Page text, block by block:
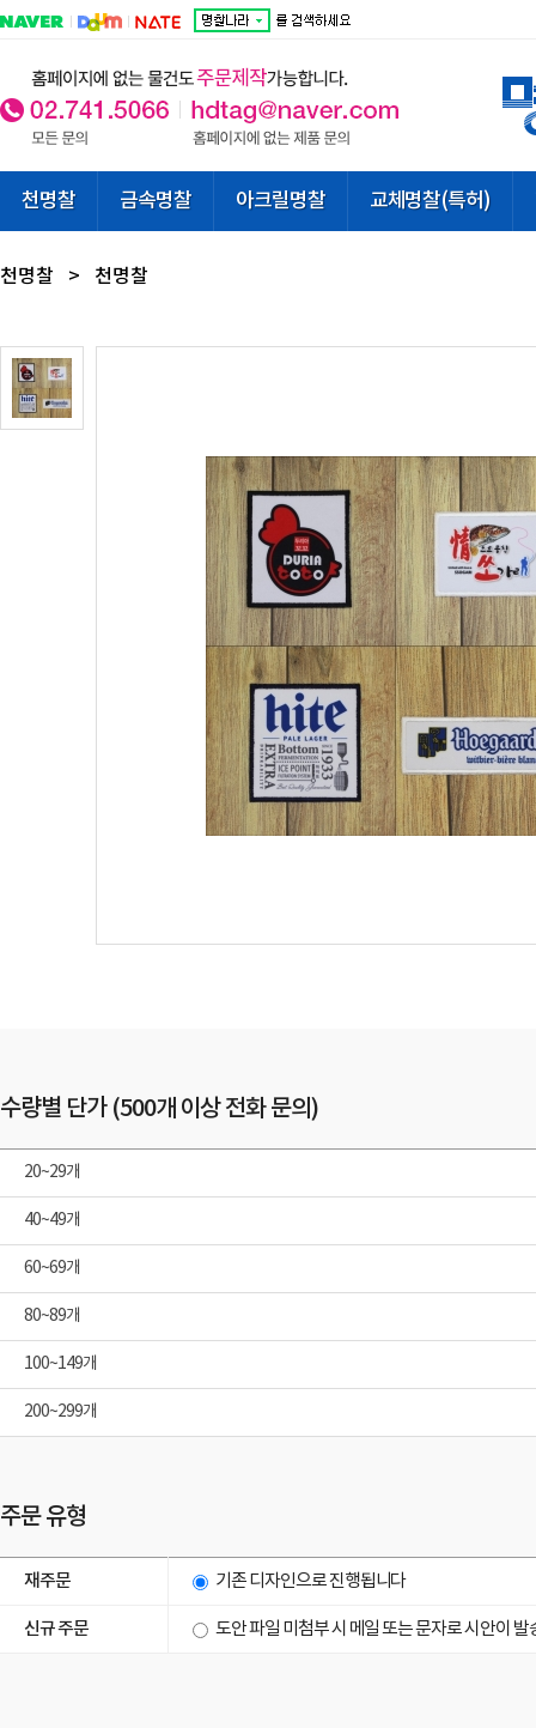
천명찰 금속명찰 아크릴명찰 교체명찰(특허)
천명찰 > 천명찰
수량별 단가 (500개 이상 전화 문의)
20~29개
40~49개
60~69개
80~89개
100~149개
200~299개
주문 유형
재주문 기존 디자인으로 진행됩니다
신규 주문 도안 파일 미첨부 시 메일 또는 문자로 시안이 발